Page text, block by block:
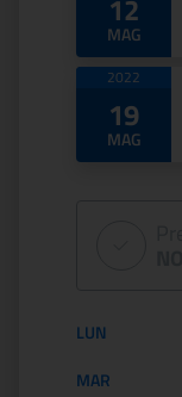
12
MAG
2022
19
MAG
Orario
LUN
MAR